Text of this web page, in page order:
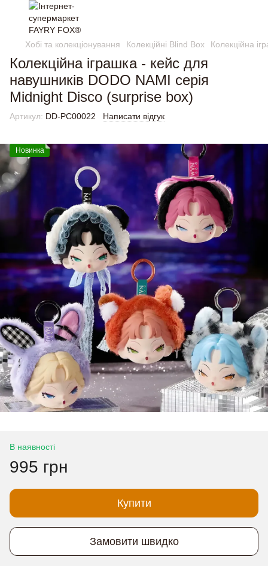
Хобі та колекціонування Колекційні Blind Box Колекційна
Колекційна іграшка - кейс для
навушників DODO NAMI серія
Midnight Disco (surprise box)
Артикул: DD-PC00022 Написати відгук
Новинка
В наявності
995 грн
Купити
Замовити швидко